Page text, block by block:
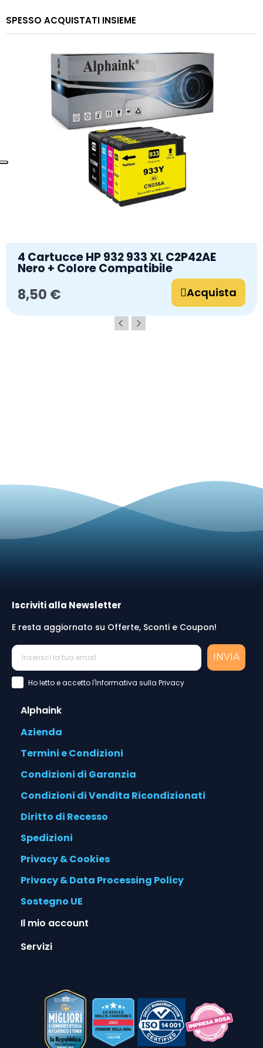
SPESSO ACQUISTATI INSIEME
4 Cartucce HP 932 933 XL C2P42AE
Nero + Colore Compatibile
8,50 € Acquista
Iscriviti alla Newsletter
E resta aggiornato su Offerte, Sconti e Coupon!
INVIA
Accettazione Privacy Policy
Ho letto e accetto l'Informativa sulla Privacy
Alphaink
Azienda
Termini e Condizioni
Condizioni di Garanzia
Condizioni di Vendita Ricondizionati
Diritto di Recesso
Spedizioni
Privacy & Cookies
Privacy & Data Processing Policy
Sostegno UE
Il mio account
Servizi